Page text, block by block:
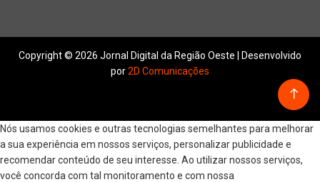
Copyright © 2026 Jornal Digital da Região Oeste | Desenvolvido
por2D Comunicações
Nós usamos cookies e outras tecnologias semelhantes para melhorar
a sua experiência em nossos serviços, personalizar publicidade e
recomendar conteúdo de seu interesse. Ao utilizar nossos serviços,
você concorda com tal monitoramento e com nossa